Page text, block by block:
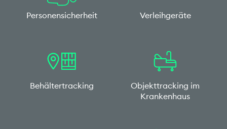
Personensicherheit Verleihgeräte
Behältertracking
Objekttracking im
Krankenhaus